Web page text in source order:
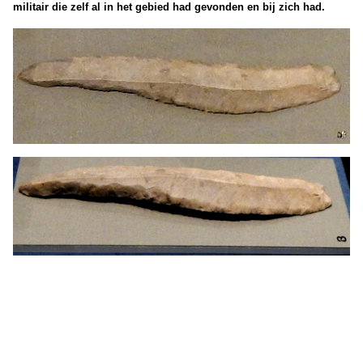
militair die zelf al in het gebied had gevonden en bij zich had.